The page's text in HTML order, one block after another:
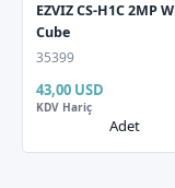
EZVIZ CS-H1C 2MP
Cube
35399
43,00 USD
KDV Hariç
Adet